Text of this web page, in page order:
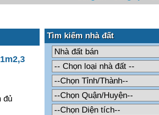
đủ
Tìm kiếm nhà đất